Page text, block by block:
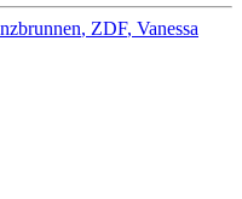
ZDF Vanessa